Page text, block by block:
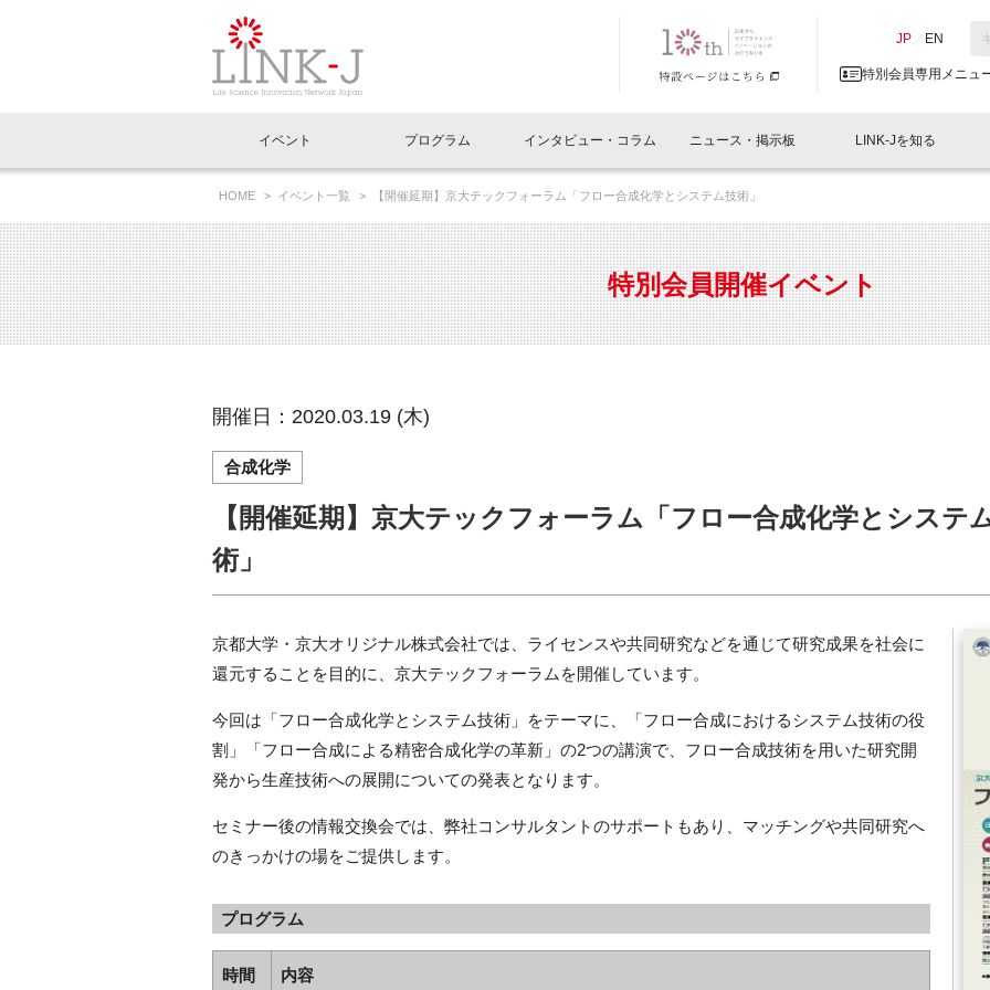
JP EN
特別会員専用メニュ
イベントお知らせメール登録
閉じる
イベント
イベント一覧
LINK-J主催・共催 特別会員開催
LINK-J協賛・協力 出展・参加
イベントレポート一覧
LINK-J主催・共催
LINK-J協賛・協力
プログラム
Out of Box相談室 What's "UNIKORN"？
インタビュー・コラム
インタビュー・コラム一覧
スペシャルインタビュー ベンチャーインタビュー 会報
連載コラム サポーターコラム 日本
ニュース・掲示板
ニュース一覧
トピック プレスリリース
メディア情報 海外関連
協賛・協力
人と情報の交流掲示板一覧
会員プレスリリース
募集
LINK-Jを知る
理事長挨拶 Why in Nihonbashi
国内外連携 サポーター紹介 事業
組織概要 パンフレット GTB
特別会員一覧 特別会員について 入会
専用メニューはこちら
ラウンジ・会議室 オフィス・ラボ 施設
アクセス
HOME イベント一覧 【開催延期】京大テックフォーラム「フロー合成化学とシステム技術」
特別会員開催イベント
開催日：2020.03.19 (木)
合成化学
【開催延期】京大テックフォーラム「フロー合成化学とシステ
術」
京都大学・京大オリジナル株式会社では、ライセンスや共同研究などを通じて研究成果を社会に
還元することを目的に、京大テックフォーラムを開催しています。
今回は「フロー合成化学とシステム技術」をテーマに、「フロー合成におけるシステム技術の役
割」「フロー合成による精密合成化学の革新」の2つの講演で、フロー合成技術を用いた研究開
発から生産技術への展開についての発表となります。
セミナー後の情報交換会では、弊社コンサルタントのサポートもあり、マッチングや共同研究へ
のきっかけの場をご提供します。
プログラム
時間 内容